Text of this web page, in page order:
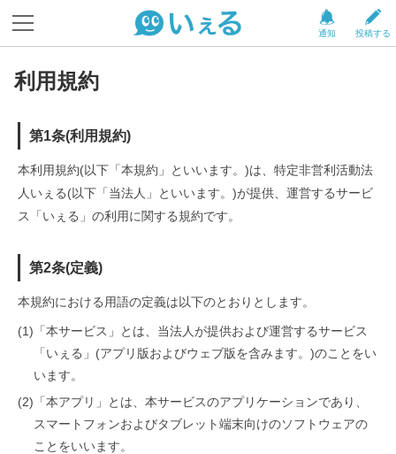
投稿する
通知
利用規約
第1条(利用規約)
本利用規約(以下「本規約」といいます。)は、特定非営利活動法
人いぇる(以下「当法人」といいます。)が提供、運営するサービ
ス「いぇる」の利用に関する規約です。
第2条(定義)
本規約における用語の定義は以下のとおりとします。
(1) 「本サービス」とは、当法人が提供および運営するサービス
「いぇる」(アプリ版およびウェブ版を含みます。)のことをい
います。
(2) 「本アプリ」とは、本サービスのアプリケーションであり、
スマートフォンおよびタブレット端末向けのソフトウェアの
ことをいいます。